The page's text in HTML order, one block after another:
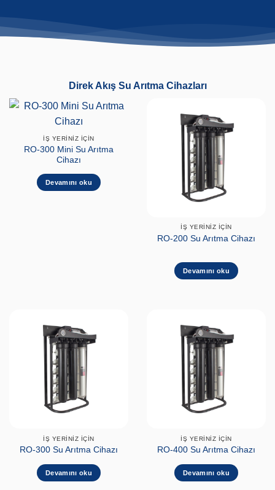
Direk Akış Su Arıtma Cihazları
İŞ YERINIZ İÇIN
RO-300 Mini Su Arıtma
Cihazı
Devamını oku
İŞ YERINIZ İÇIN
RO-200 Su Arıtma Cihazı
Devamını oku
İŞ YERINIZ İÇIN
RO-300 Su Arıtma Cihazı
Devamını oku
İŞ YERINIZ İÇIN
RO-400 Su Arıtma Cihazı
Devamını oku